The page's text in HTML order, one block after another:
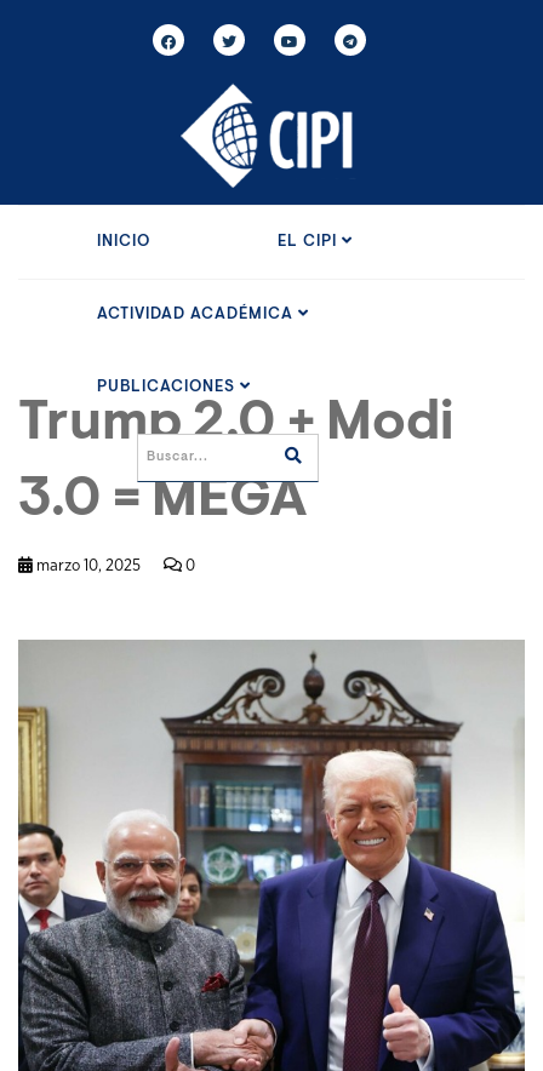
INICIO EL CIPI
ACTIVIDAD ACADÉMICA
PUBLICACIONES
Trump 2.0 + Modi
3.0 = MEGA
marzo 10, 2025 0